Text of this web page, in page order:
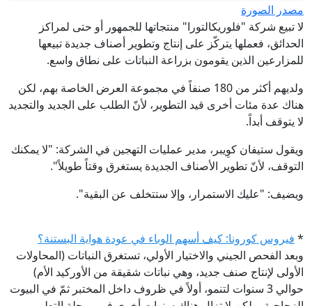
مصدر الصورة
لا تبيع شركة "فلوريكالتورا" منتجاتها للجمهور أو حتى لمراكز
الحدائق، فعملها يتركّز على إنتاج وتطوير أصناف جديدة تبيعها
للمزارعين الذين يقومون بزراعة النباتات على نطاق واسع.
ولديهم أكثر من 180 صنفاً في مجموعة العرض الخاصة بهم، لكن
هناك عدة مئات أخرى قيد التطوير، لأنّ الطلب على الجديد والتجديد
لا يتوقف أبداً.
ويقول ستيفان كوِيبر، مدير عمليات التهجين في الشركة: "لا يمكنك
التوقف، لأنّ تطوير الأصناف الجديدة يستغرق وقتاً طويلاً".
ويضيف: "عليك الاستمرار، وإلا ستتخلف عن البقية".
* فيروس كورونا: كيف أسهم الوباء في عودة هواية البستنة؟
وبعد الفحص الجيني والاختيار الأولي، تستغرق النباتات (المحاولات
الأولى لإنتاج صنف جديد، وهي نباتات شقيقة من الأوركيد الأم)
حوالي 3 سنوات لتنمو، أولاً في ظروف داخل المختبر ثمّ في البيوت